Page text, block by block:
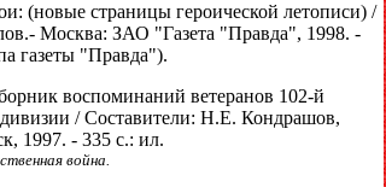
(новые страницы героической летописи) /
Москва: ЗАО "Газета "Правда", 1998. -
газеты "Правда").
воспоминаний ветеранов 102-й
/ Составители: Н.Е. Кондрашов,
1997. - 335 с.: ил.
война.